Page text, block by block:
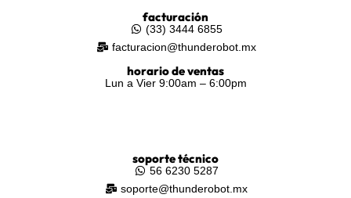
facturación
(33) 3444 6855
facturacion@thunderobot.mx
horario de ventas
Lun a Vier 9:00am – 6:00pm
soporte técnico
56 6230 5287
soporte@thunderobot.mx